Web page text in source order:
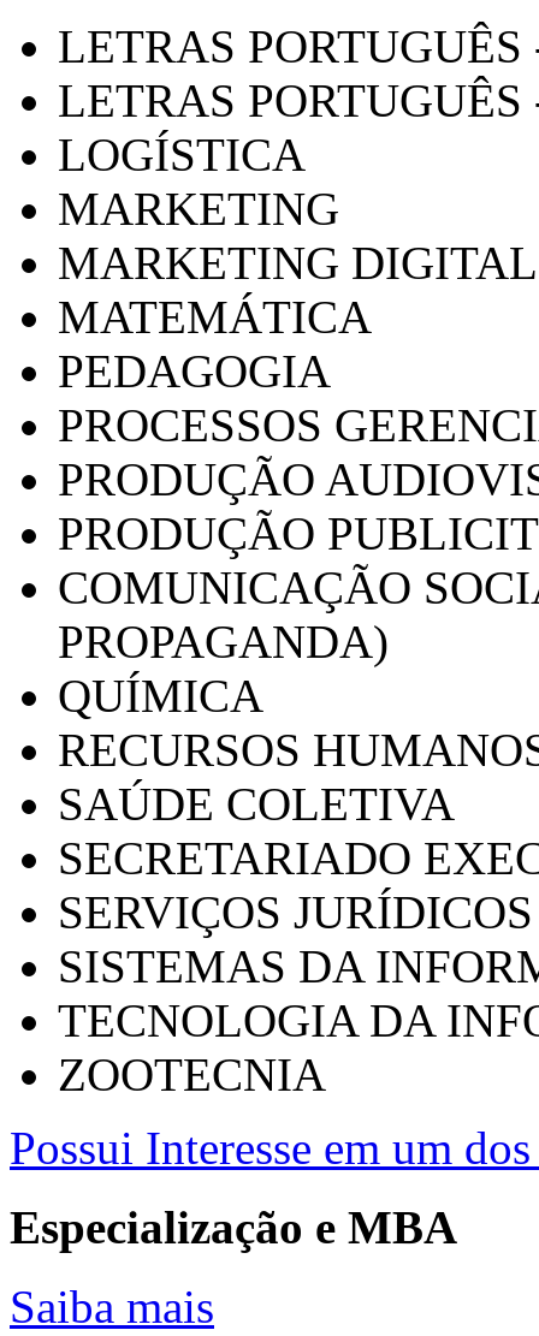
LETRAS
LETRAS PORTUGUÊS
LOGÍSTICA
MARKETING
MARKETING DIGITAL
MATEMÁTICA
PEDAGOGIA
PROCESSOS
PRODUÇÃO
PRODUÇÃO
COMUNICAÇÃO
PROPAGANDA)
QUÍMICA
RECURSOS
SAÚDE COLETIVA
SECRETARIADO
SERVIÇOS
SISTEMAS DA
TECNOLOGIA DA
ZOOTECNIA
Possui Interesse em um
Especialização e MBA
Saiba mais